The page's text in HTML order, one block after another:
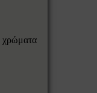
χρώματα